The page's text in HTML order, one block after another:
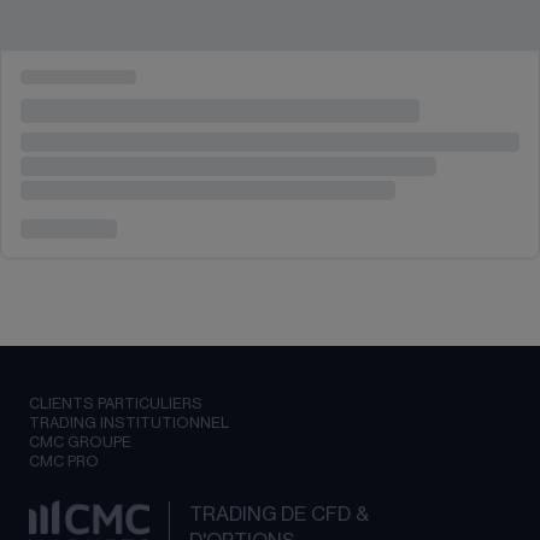
CLIENTS PARTICULIERS
TRADING INSTITUTIONNEL
CMC GROUPE
CMC PRO
TRADING DE CFD &